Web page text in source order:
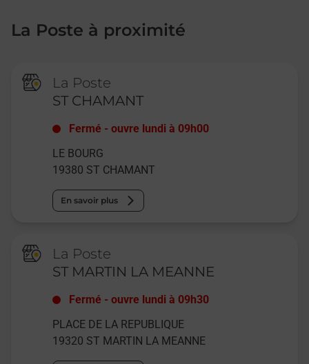
La Poste à proximité
La Poste
ST CHAMANT
Fermé -ouvre lundi à 09h00
LE BOURG
19380 ST CHAMANT
En savoir plus
La Poste
ST MARTIN LA MEANNE
Fermé -ouvre lundi à 09h30
PLACE DE LA REPUBLIQUE
19320 ST MARTIN LA MEANNE